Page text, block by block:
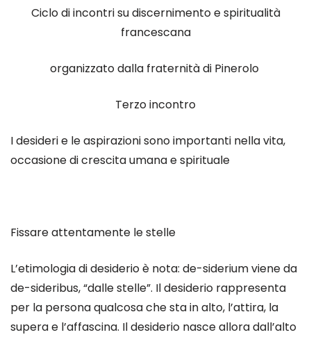
Ciclo di incontri su discernimento e spiritualità
francescana
organizzato dalla fraternità di Pinerolo
Terzo incontro
I desideri e le aspirazioni sono importanti nella vita,
occasione di crescita umana e spirituale
Fissare attentamente le stelle
L’etimologia di desiderio è nota: de-siderium viene da
de-sideribus, “dalle stelle”. Il desiderio rappresenta
per la persona qualcosa che sta in alto, l’attira, la
supera e l’affascina. Il desiderio nasce allora dall’alto